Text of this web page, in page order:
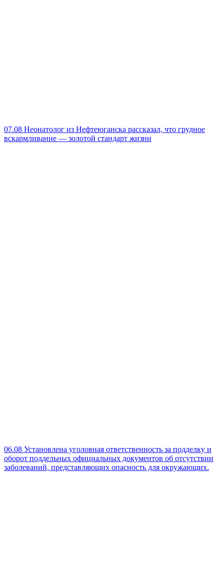
07.08 Неонатолог из Нефтеюганска рассказал, что грудное
вскармливание — золотой стандарт жизни
06.08 Установлена уголовная ответственность за подделку и
оборот поддельных официальных документов об отсутствии
заболеваний, представляющих опасность для окружающих.